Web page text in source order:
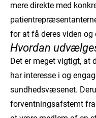
mere direkte med
for at få deres viden og
Hvordan
Det er meget vigtigt, at
har interesse i og
sundhedsvæsenet.
forventningsafstemt